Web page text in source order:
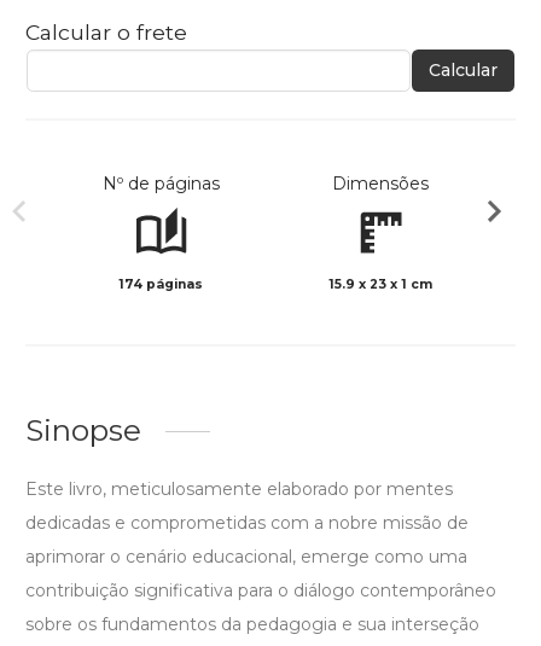
Calcular o frete
Calcular
Nº de páginas
174 páginas
Dimensões
15.9 x 23 x 1 cm
Sinopse
Este livro, meticulosamente elaborado por mentes
dedicadas e comprometidas com a nobre missão de
aprimorar o cenário educacional, emerge como uma
contribuição significativa para o diálogo contemporâneo
sobre os fundamentos da pedagogia e sua interseção